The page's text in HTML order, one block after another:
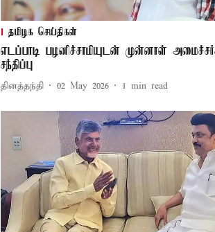
தமிழக செய்திகள்
எடப்பாடி பழனிச்சாமியுடன் முன்னாள்
சந்திப்பு
தினத்தந்தி 02 May 2026 1 min read